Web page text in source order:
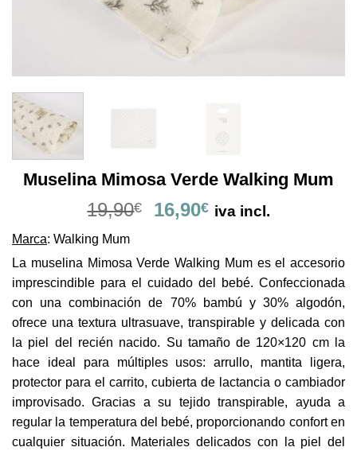
Muselina Mimosa Verde Walking Mum
19,90€
El
era:
19,90€.
16,90€El
es:
16,90€.
iva incl.
Marca: Walking Mum
La muselina Mimosa Verde Walking Mum es el accesorio
imprescindible para el cuidado del bebé. Confeccionada
con una combinación de 70% bambú y 30% algodón,
ofrece una textura ultrasuave, transpirable y delicada con
la piel del recién nacido. Su tamaño de 120×120 cm la
hace ideal para múltiples usos: arrullo, mantita ligera,
protector para el carrito, cubierta de lactancia o cambiador
improvisado. Gracias a su tejido transpirable, ayuda a
regular la temperatura del bebé, proporcionando confort en
cualquier situación. Materiales delicados con la piel del